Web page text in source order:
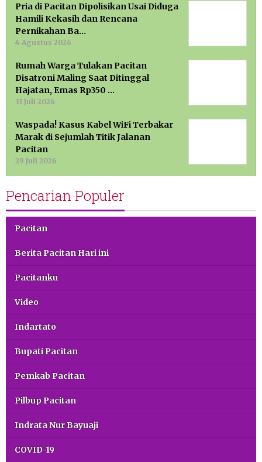
Pria di Pacitan Dipolisikan Usai Diduga
Hamili Kekasih dan Rencana
Pernikahan Ba…
4 Agustus 2026
Rumah Warga Tulakan Pacitan
Disatroni Maling Saat Ditinggal
Hajatan, Emas Rp350 …
31 Juli 2026
Waspada! Kasus Kabel WiFi Terbakar
Marak di Sejumlah Titik Jalanan
Pacitan
29 Juli 2026
Pencarian Populer
Pacitan
Berita Pacitan Hari ini
Pacitanku
Video
Indartato
Bupati Pacitan
Pemkab Pacitan
Pilbup Pacitan
Indrata Nur Bayuaji
COVID-19